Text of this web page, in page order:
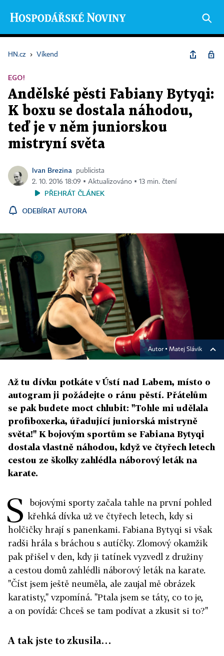
HN.cz › Víkend
EGO!
Andělské pěsti Fabiany Bytyqi:
K boxu se dostala náhodou,
teď je v něm juniorskou
mistryní světa
Ivan Brezina
publicista
2. 10. 2016 18:09 ▪ Aktualizováno ▪ 13 min. čtení
PŘEHRÁT ČLÁNEK
ODEBÍRAT AUTORA
Autor ▪ Matej Slávik
Až tu dívku potkáte v Ústí nad Labem, místo o
autogram ji požádejte o ránu pěstí. Přátelům
se pak budete moct chlubit: "Tohle mi udělala
profiboxerka, úřadující juniorská mistryně
světa!" K bojovým sportům se Fabiana Bytyqi
dostala vlastně náhodou, když ve čtyřech letech
cestou ze školky zahlédla náborový leták na
karate.
S
bojovými sporty začala tahle na první pohled
křehká dívka už ve čtyřech letech, kdy si
holčičky hrají s panenkami. Fabiana Bytyqi si však
radši hrála s bráchou s autíčky. Zlomový okamžik
pak přišel v den, kdy ji tatínek vyzvedl z družiny
a cestou domů zahlédli náborový leták na karate.
"Číst jsem ještě neuměla, ale zaujal mě obrázek
karatisty," vzpomíná. "Ptala jsem se táty, co to je,
a on povídá: Chceš se tam podívat a zkusit si to?"
A tak jste to zkusila…